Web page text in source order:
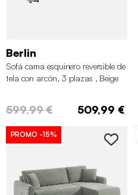
Berlin
Sofá cama esquinero reversible de
tela con arcón, 3 plazas , Beige
599,99 € 509,99 €
PROMO -15%